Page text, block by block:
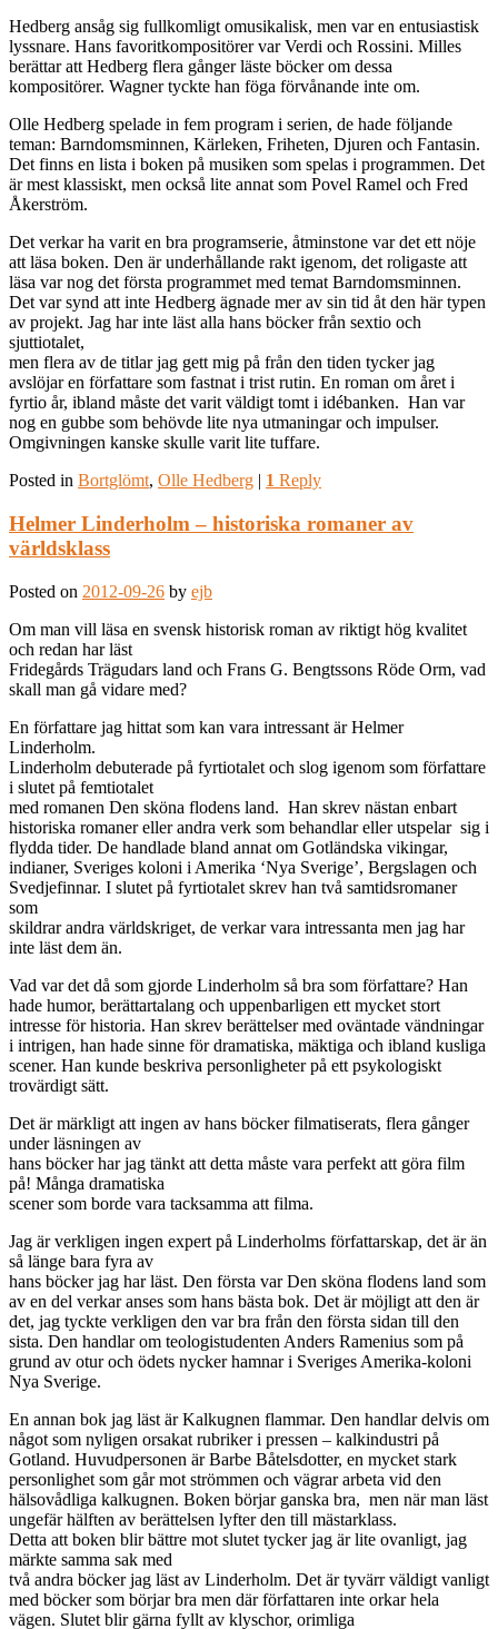
Hedberg ansåg sig fullkomligt omusikalisk, men var en entusiastisk
lyssnare. Hans favoritkompositörer var Verdi och Rossini. Milles
berättar att Hedberg flera gånger läste böcker om dessa
kompositörer. Wagner tyckte han föga förvånande inte om.
Olle Hedberg spelade in fem program i serien, de hade följande
teman: Barndomsminnen, Kärleken, Friheten, Djuren och Fantasin.
Det finns en lista i boken på musiken som spelas i programmen. Det
är mest klassiskt, men också lite annat som Povel Ramel och Fred
Åkerström.
Det verkar ha varit en bra programserie, åtminstone var det ett nöje
att läsa boken. Den är underhållande rakt igenom, det roligaste att
läsa var nog det första programmet med temat Barndomsminnen.
Det var synd att inte Hedberg ägnade mer av sin tid åt den här typen
av projekt. Jag har inte läst alla hans böcker från sextio och
sjuttiotalet,
men flera av de titlar jag gett mig på från den tiden tycker jag
avslöjar en författare som fastnat i trist rutin. En roman om året i
fyrtio år, ibland måste det varit väldigt tomt i idébanken. Han var
nog en gubbe som behövde lite nya utmaningar och impulser.
Omgivningen kanske skulle varit lite tuffare.
Posted in Bortglömt, Olle Hedberg | 1 Reply
Helmer Linderholm – historiska romaner av
världsklass
Posted on 2012-09-26 by ejb
Om man vill läsa en svensk historisk roman av riktigt hög kvalitet
och redan har läst
Fridegårds Trägudars land och Frans G. Bengtssons Röde Orm, vad
skall man gå vidare med?
En författare jag hittat som kan vara intressant är Helmer
Linderholm.
Linderholm debuterade på fyrtiotalet och slog igenom som författare
i slutet på femtiotalet
med romanen Den sköna flodens land. Han skrev nästan enbart
historiska romaner eller andra verk som behandlar eller utspelar sig i
flydda tider. De handlade bland annat om Gotländska vikingar,
indianer, Sveriges koloni i Amerika ‘Nya Sverige’, Bergslagen och
Svedjefinnar. I slutet på fyrtiotalet skrev han två samtidsromaner
som
skildrar andra världskriget, de verkar vara intressanta men jag har
inte läst dem än.
Vad var det då som gjorde Linderholm så bra som författare? Han
hade humor, berättartalang och uppenbarligen ett mycket stort
intresse för historia. Han skrev berättelser med oväntade vändningar
i intrigen, han hade sinne för dramatiska, mäktiga och ibland kusliga
scener. Han kunde beskriva personligheter på ett psykologiskt
trovärdigt sätt.
Det är märkligt att ingen av hans böcker filmatiserats, flera gånger
under läsningen av
hans böcker har jag tänkt att detta måste vara perfekt att göra film
på! Många dramatiska
scener som borde vara tacksamma att filma.
Jag är verkligen ingen expert på Linderholms författarskap, det är än
så länge bara fyra av
hans böcker jag har läst. Den första var Den sköna flodens land som
av en del verkar anses som hans bästa bok. Det är möjligt att den är
det, jag tyckte verkligen den var bra från den första sidan till den
sista. Den handlar om teologistudenten Anders Ramenius som på
grund av otur och ödets nycker hamnar i Sveriges Amerika-koloni
Nya Sverige.
En annan bok jag läst är Kalkugnen flammar. Den handlar delvis om
något som nyligen orsakat rubriker i pressen – kalkindustri på
Gotland. Huvudpersonen är Barbe Båtelsdotter, en mycket stark
personlighet som går mot strömmen och vägrar arbeta vid den
hälsovådliga kalkugnen. Boken börjar ganska bra, men när man läst
ungefär hälften av berättelsen lyfter den till mästarklass.
Detta att boken blir bättre mot slutet tycker jag är lite ovanligt, jag
märkte samma sak med
två andra böcker jag läst av Linderholm. Det är tyvärr väldigt vanligt
med böcker som börjar bra men där författaren inte orkar hela
vägen. Slutet blir gärna fyllt av klyschor, orimliga